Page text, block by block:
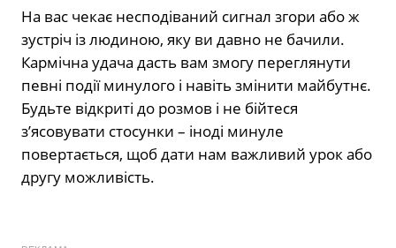
На вас чекає несподіваний сигнал згори або ж
зустріч із людиною, яку ви давно не бачили.
Кармічна удача дасть вам змогу переглянути
певні події минулого і навіть змінити майбутнє.
Будьте відкриті до розмов і не бійтеся
з’ясовувати стосунки – іноді минуле
повертається, щоб дати нам важливий урок або
другу можливість.